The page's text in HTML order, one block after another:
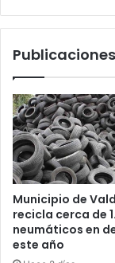
gas
“precio
Municipio de
recicla cerca de
neumáticos en
este año